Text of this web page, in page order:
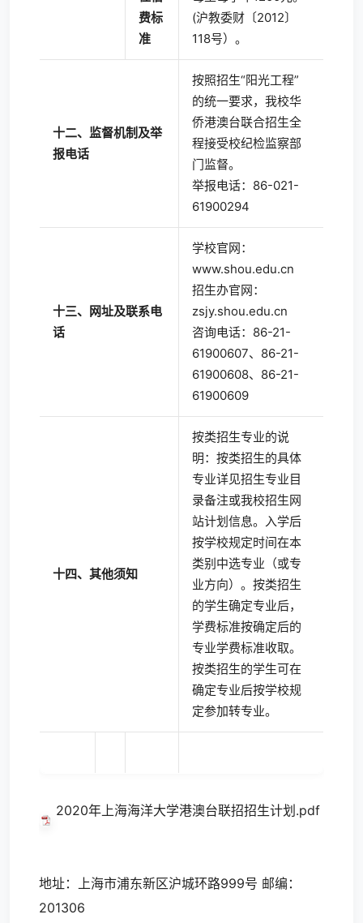
费标
准
(沪教委财〔2012〕
118号）。
十二、监督机制及举
报电话
按照招生“阳光工程”
的统一要求，我校华
侨港澳台联合招生全
程接受校纪检监察部
门监督。
举报电话：86-021-
61900294
十三、网址及联系电
话
学校官网：
www.shou.edu.cn
招生办官网：
zsjy.shou.edu.cn
咨询电话：86-21-
61900607、86-21-
61900608、86-21-
61900609
十四、其他须知
按类招生专业的说
明：按类招生的具体
专业详见招生专业目
录备注或我校招生网
站计划信息。入学后
按学校规定时间在本
类别中选专业（或专
业方向）。按类招生
的学生确定专业后，
学费标准按确定后的
专业学费标准收取。
按类招生的学生可在
确定专业后按学校规
定参加转专业。
2020年上海海洋大学港澳台联招招生计划.pdf
地址：上海市浦东新区沪城环路999号 邮编：
201306